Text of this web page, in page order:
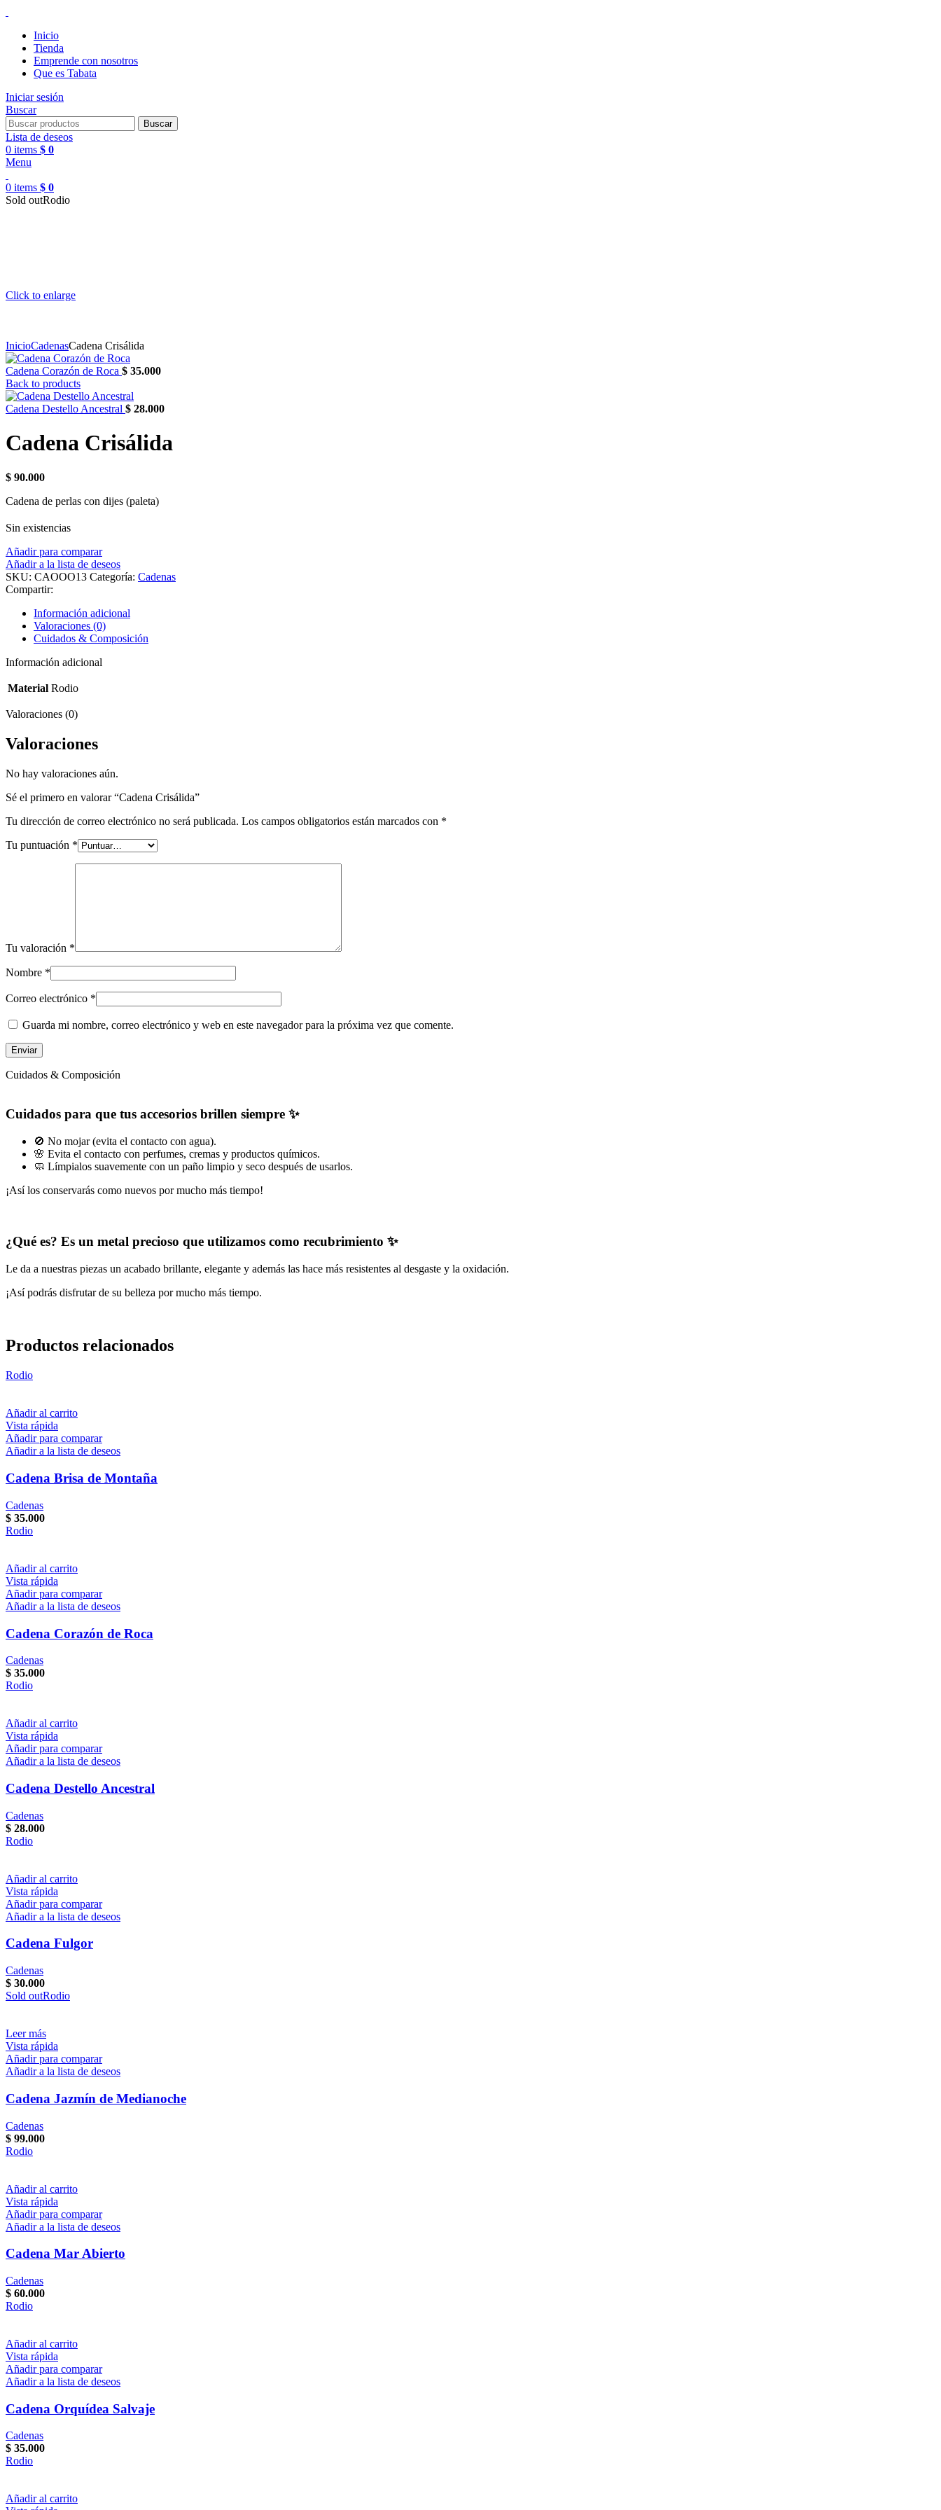
Inicio
Tienda
Emprende con nosotros
Que es Tabata
Iniciar sesión
Buscar
Buscar
Lista de deseos
0 items $ 0
Menu
0 items $ 0
Sold outRodio
Click to enlarge
InicioCadenasCadena Crisálida
Cadena Corazón de Roca $ 35.000
Back to products
Cadena Destello Ancestral $ 28.000
Cadena Crisálida
$ 90.000
Cadena de perlas con dijes (paleta)
Sin existencias
Añadir para comparar
Añadir a la lista de deseos
SKU: CAOOO13 Categoría: Cadenas
Compartir:
Información adicional
Valoraciones (0)
Cuidados & Composición
Información adicional
Material Rodio
Valoraciones (0)
Valoraciones
No hay valoraciones aún.
Sé el primero en valorar “Cadena Crisálida”
Tu dirección de correo electrónico no será publicada. Los campos obligatorios están marcados con *
Tu puntuación *
Tu valoración *
Nombre *
Correo electrónico *
Guarda mi nombre, correo electrónico y web en este navegador para la próxima vez que comente.
Cuidados & Composición
Cuidados para que tus accesorios brillen siempre ✨
🚫 No mojar (evita el contacto con agua).
🌸 Evita el contacto con perfumes, cremas y productos químicos.
🧼 Límpialos suavemente con un paño limpio y seco después de usarlos.
¡Así los conservarás como nuevos por mucho más tiempo!
¿Qué es? Es un metal precioso que utilizamos como recubrimiento ✨
Le da a nuestras piezas un acabado brillante, elegante y además las hace más resistentes al desgaste y la oxidación.
¡Así podrás disfrutar de su belleza por mucho más tiempo.
Productos relacionados
Rodio
Añadir al carrito
Vista rápida
Añadir para comparar
Añadir a la lista de deseos
Cadena Brisa de Montaña
Cadenas
$ 35.000
Rodio
Añadir al carrito
Vista rápida
Añadir para comparar
Añadir a la lista de deseos
Cadena Corazón de Roca
Cadenas
$ 35.000
Rodio
Añadir al carrito
Vista rápida
Añadir para comparar
Añadir a la lista de deseos
Cadena Destello Ancestral
Cadenas
$ 28.000
Rodio
Añadir al carrito
Vista rápida
Añadir para comparar
Añadir a la lista de deseos
Cadena Fulgor
Cadenas
$ 30.000
Sold outRodio
Leer más
Vista rápida
Añadir para comparar
Añadir a la lista de deseos
Cadena Jazmín de Medianoche
Cadenas
$ 99.000
Rodio
Añadir al carrito
Vista rápida
Añadir para comparar
Añadir a la lista de deseos
Cadena Mar Abierto
Cadenas
$ 60.000
Rodio
Añadir al carrito
Vista rápida
Añadir para comparar
Añadir a la lista de deseos
Cadena Orquídea Salvaje
Cadenas
$ 35.000
Rodio
Añadir al carrito